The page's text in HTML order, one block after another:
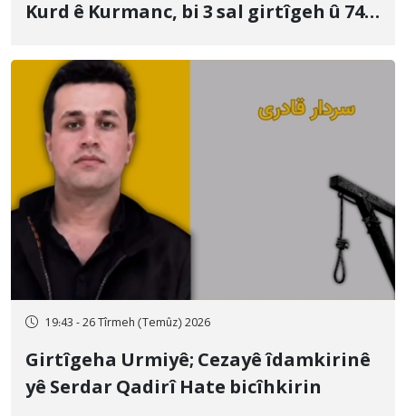
Kurd ê Kurmanc, bi 3 sal girtîgeh û 74
19:43 - 26 Tîrmeh (Temûz) 2026
Girtîgeha Urmiyê; Cezayê îdamkirinê
yê Serdar Qadirî Hate bicîhkirin